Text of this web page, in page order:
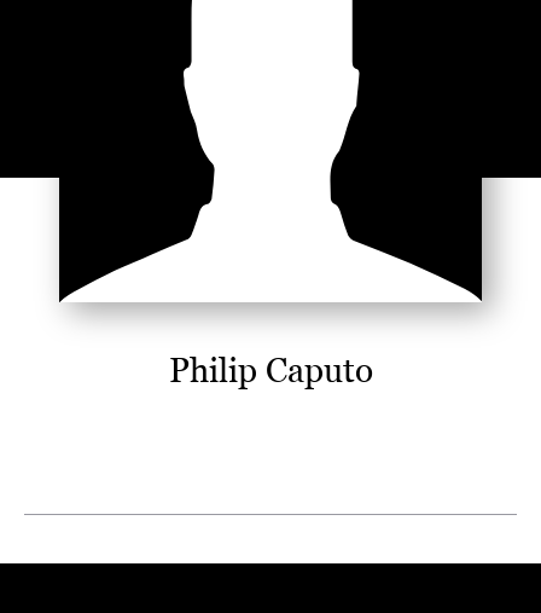
Philip Caputo